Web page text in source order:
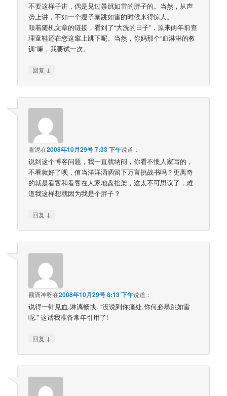
不要这样子讲，偶是见过暴跳如雷的胖子的。当然，从声
势上讲，不如一个瘦子暴跳如雷的时候来得惊人。
顺着随机文章的链接，看到了“大洗的日子”，原来两年前查
理童鞋还在您这窜上跳下呢。当然，你妈那个“血淋淋的教
训”嘛，我要试一次。
回复 ↓
雪泥在2008年10月29号 7:33 下午说道：
说到这个博客问题，我一直就纳闷，你看不惯人家写的，
不看就好了呗，值当洋洋洒洒留下万言挑战书吗？更离奇
的就是看客和看客在人家地盘掐架，这太不可思议了，难
道我这样想就因为我是个胖子？
回复 ↓
额滴神呀在2008年10月29号 8:13 下午说道：
说得一针见血,淋漓畅快. “没说到你痛处,你何必暴跳如雷
呢.” 这话我准备常年引用了!
回复 ↓